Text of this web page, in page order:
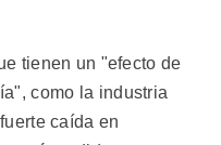
tienen un "efecto de
como la industria
caída en